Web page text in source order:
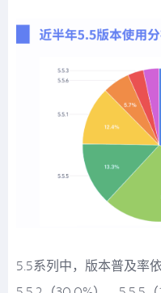
5.5系列中，版本普及率